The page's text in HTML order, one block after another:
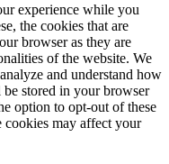
experience while you
the cookies that are
browser as they are
of the website. We
and understand how
stored in your browser
option to opt-out of these
cookies may affect your